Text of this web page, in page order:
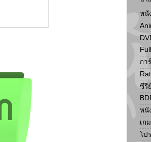
หนั
กา
ซีรี
หนั
เก
โป